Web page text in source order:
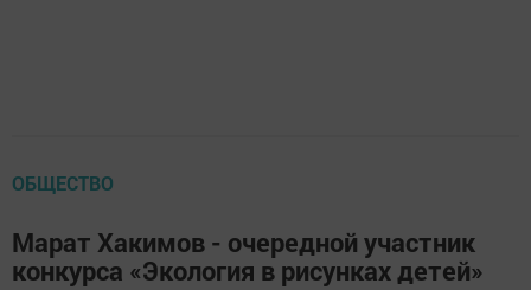
ОБЩЕСТВО
Марат Хакимов - очередной участник
конкурса «Экология в рисунках детей»